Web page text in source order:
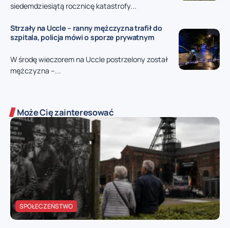
siedemdziesiątą rocznicę katastrofy...
Strzały na Uccle – ranny mężczyzna trafił do
szpitala, policja mówi o sporze prywatnym
W środę wieczorem na Uccle postrzelony został
mężczyzna –...
Może Cię zainteresować
SPOŁECZEŃSTWO